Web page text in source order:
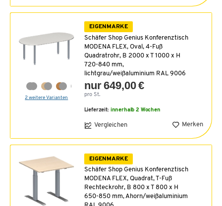
2 weitere Varianten
EIGENMARKE
Schäfer Shop Genius Konferenztisch
MODENA FLEX, Oval, 4-Fuß
Quadratrohr, B 2000 x T 1000 x H
720-840 mm,
lichtgrau/weißaluminium RAL 9006
nur 649,00 €
pro St.
Lieferzeit: innerhalb 2 Wochen
Vergleichen Merken
EIGENMARKE
Schäfer Shop Genius Konferenztisch
MODENA FLEX, Quadrat, T-Fuß
Rechteckrohr, B 800 x T 800 x H
650-850 mm, Ahorn/weißaluminium